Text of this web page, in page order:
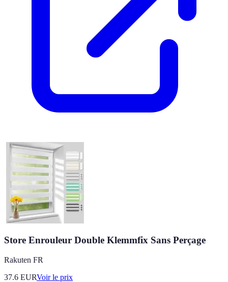
Store Enrouleur Double Klemmfix Sans Perçage
Rakuten FR
37.6 EURVoir le prix